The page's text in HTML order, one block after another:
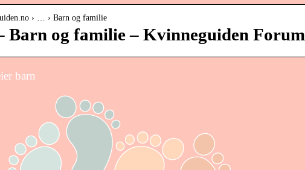
› … › Barn og familie
Barn og familie – Kvinneguiden Forum
barn